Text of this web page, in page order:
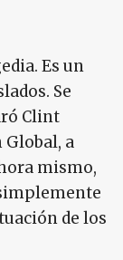
Es un
Se
Clint
Global, a
mismo,
de los